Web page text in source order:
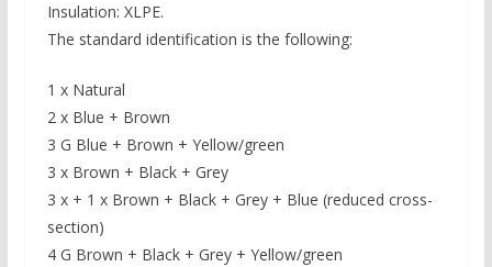
Insulation: XLPE.
The standard identification is the following:
1 x Natural
2 x Blue + Brown
3 G Blue + Brown + Yellow/green
3 x Brown + Black + Grey
3 x + 1 x Brown + Black + Grey + Blue (reduced cross-
section)
4 G Brown + Black + Grey + Yellow/green